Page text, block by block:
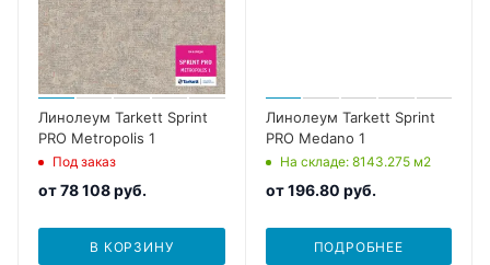
Линолеум Tarkett Sprint
PRO Metropolis 1
Под заказ
от78 108 руб.
В КОРЗИНУ
Линолеум Tarkett Sprint
PRO Medano 1
На складе: 8143.275 м2
от196.80 руб.
ПОДРОБНЕЕ